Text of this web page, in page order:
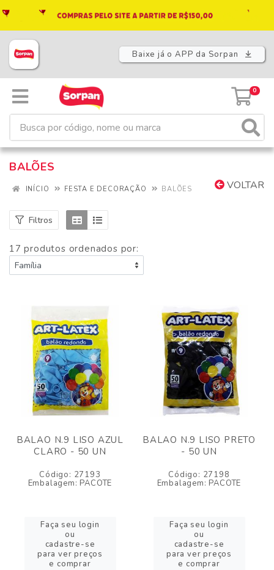
Baixe já o APP da Sorpan
0
BALÕES
VOLTAR
INÍCIO FESTA E DECORAÇÃO BALÕES
Filtros
17 produtos ordenados por:
BALAO N.9 LISO AZUL
CLARO - 50 UN
Código: 27193
Embalagem: PACOTE
Faça seu login
ou
cadastre-se
para ver preços
e comprar
BALAO N.9 LISO PRETO
- 50 UN
Código: 27198
Embalagem: PACOTE
Faça seu login
ou
cadastre-se
para ver preços
e comprar